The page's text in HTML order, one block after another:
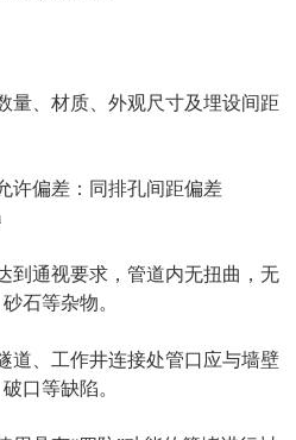
、材质、外观尺寸及埋设间距
偏差：同排孔间距偏差
通视要求，管道内无扭曲，无
石等杂物。
、工作井连接处管口应与墙壁
口等缺陷。